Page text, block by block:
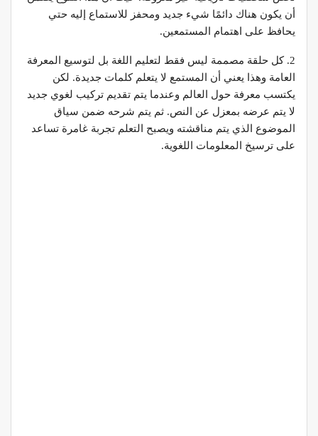
أن يكون هناك دائمًا شيء جديد ومحفز للاستماع إليه حتي
يحافظ على اهتمام المستمعين.
2. كل حلقة مصممة ليس فقط لتعليم اللغة بل لتوسيع المعرفة
العامة وهذا يعني أن المستمع لا يتعلم كلمات جديدة. لكن
يكتسب معرفة حول العالم وعندما يتم تقديم تركيب لغوي جديد
لا يتم عرضه بمعزل عن النص. ثم يتم شرحه ضمن سياق
الموضوع الذي يتم مناقشته ويصبح التعلم تجربة غامرة تساعد
على ترسيخ المعلومات اللغوية.